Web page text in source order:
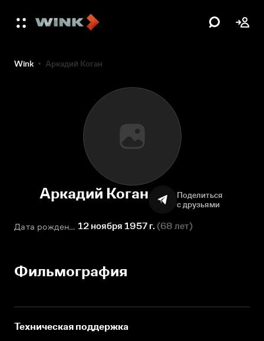
Wink Аркадий Коган
Аркадий Коган
Поделиться
с друзьями
Дата рождения 12 ноября 1957 г. (68 лет)
Фильмография
Техническая поддержка